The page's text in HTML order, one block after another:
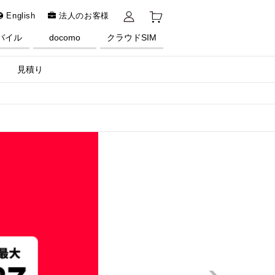
English 法人のお客様
イル docomo クラウドSIM
見積り